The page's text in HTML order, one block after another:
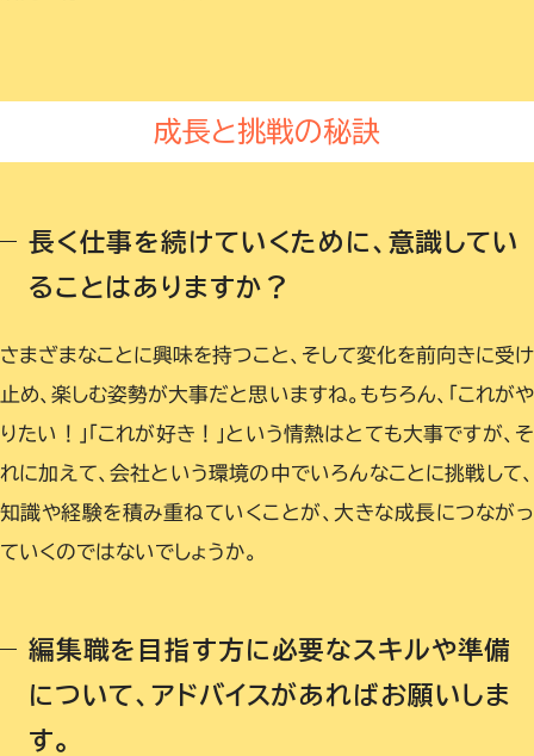
成長と挑戦の秘訣
長く仕事を続けていくために、意識してい
ることはありますか？
さまざまなことに興味を持つこと、そして変化を前向きに受け
止め、楽しむ姿勢が大事だと思いますね。もちろん、「これがや
りたい！」「これが好き！」という情熱はとても大事ですが、そ
れに加えて、会社という環境の中でいろんなことに挑戦して、
知識や経験を積み重ねていくことが、大きな成長につながっ
ていくのではないでしょうか。
編集職を目指す方に必要なスキルや準備
について、アドバイスがあればお願いしま
す。